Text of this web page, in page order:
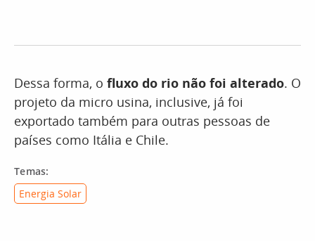
Dessa forma, o fluxo do rio não foi alterado. O
projeto da micro usina, inclusive, já foi
exportado também para outras pessoas de
países como Itália e Chile.
Temas:
Energia Solar